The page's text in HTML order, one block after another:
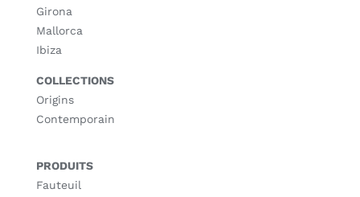
Girona
Mallorca
Ibiza
COLLECTIONS
Origins
Contemporain
PRODUITS
Fauteuil